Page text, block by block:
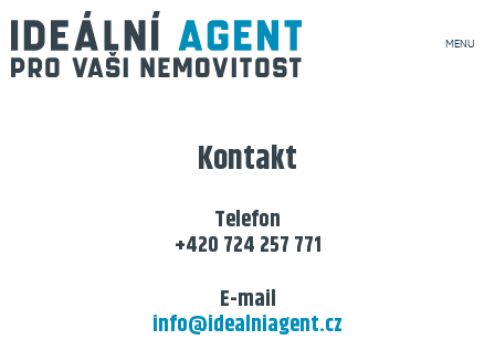
MENU
Kontakt
Telefon
+420 724 257 771
E-mail
info@idealniagent.cz